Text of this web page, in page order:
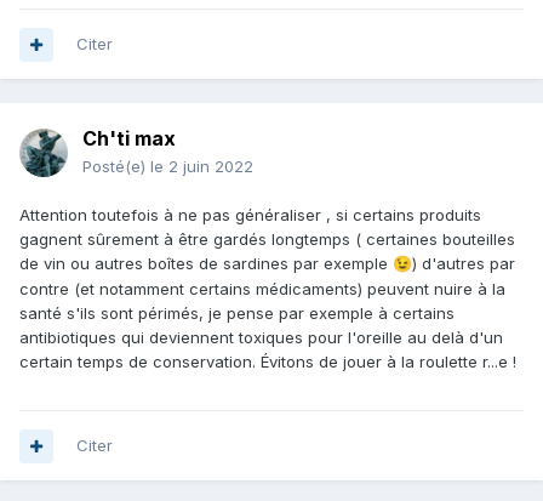
Citer
Ch'ti max
Posté(e) le 2 juin 2022
Attention toutefois à ne pas généraliser , si certains produits
gagnent sûrement à être gardés longtemps ( certaines bouteilles
de vin ou autres boîtes de sardines par exemple 😉) d'autres par
contre (et notamment certains médicaments) peuvent nuire à la
santé s'ils sont périmés, je pense par exemple à certains
antibiotiques qui deviennent toxiques pour l'oreille au delà d'un
certain temps de conservation. Évitons de jouer à la roulette r...e !
Citer